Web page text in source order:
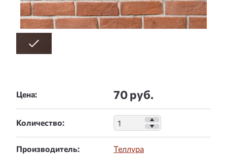
Цена: 70 руб.
Количество:
Производитель: Теллура